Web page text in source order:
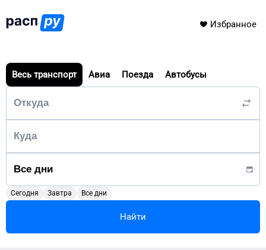
Избранное
Весь транспорт Авиа Поезда Автобусы
Сегодня Завтра Все дни
Найти